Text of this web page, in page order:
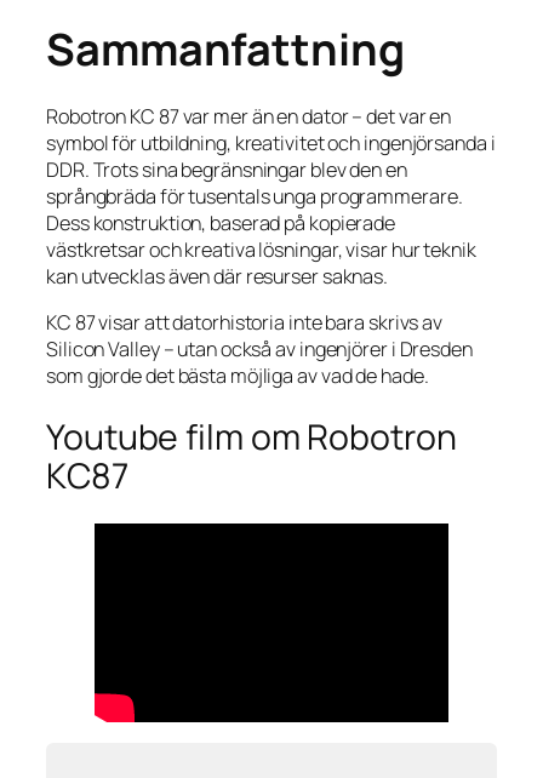
Sammanfattning
Robotron KC 87 var mer än en dator – det var en
symbol för utbildning, kreativitet och ingenjörsanda i
DDR. Trots sina begränsningar blev den en
språngbräda för tusentals unga programmerare.
Dess konstruktion, baserad på kopierade
västkretsar och kreativa lösningar, visar hur teknik
kan utvecklas även där resurser saknas.
KC 87 visar att datorhistoria inte bara skrivs av
Silicon Valley – utan också av ingenjörer i Dresden
som gjorde det bästa möjliga av vad de hade.
Youtube film om Robotron
KC87